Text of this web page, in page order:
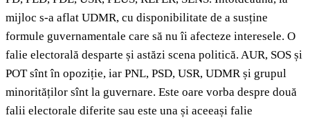
mijloc s-a aflat UDMR, cu disponibilitate de a susține
formule guvernamentale care să nu îi afecteze interesele. O
falie electorală desparte și astăzi scena politică. AUR, SOS și
POT sînt în opoziție, iar PNL, PSD, USR, UDMR și grupul
minorităților sînt la guvernare. Este oare vorba despre două
falii electorale diferite sau este una și aceeași falie